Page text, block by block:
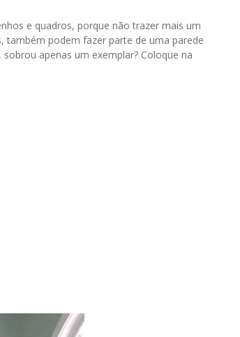
e quadros, porque não trazer mais um
também podem fazer parte de uma parede
apenas um exemplar? Coloque na